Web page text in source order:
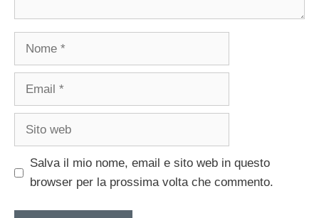
Nome
Email
Sito
Salva il mio nome, email e sito web in questo
browser per la prossima volta che commento.